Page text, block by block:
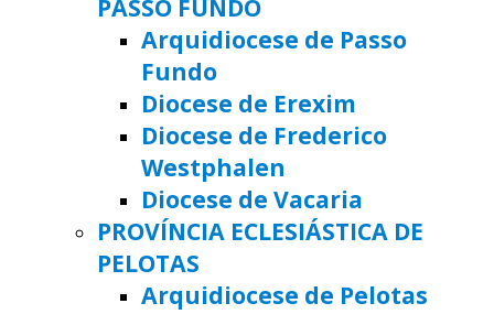
PASSO FUNDO
Arquidiocese de Passo
Fundo
Diocese de Erexim
Diocese de Frederico
Westphalen
Diocese de Vacaria
PROVÍNCIA ECLESIÁSTICA DE
PELOTAS
Arquidiocese de Pelotas